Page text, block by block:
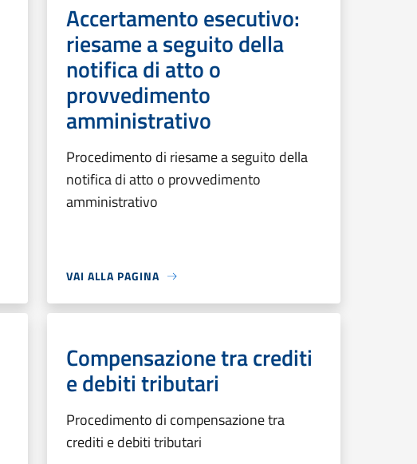
Accertamento esecutivo:
riesame a seguito della
notifica di atto o
provvedimento
amministrativo
Procedimento di riesame a seguito della
notifica di atto o provvedimento
amministrativo
VAI ALLA PAGINA
Compensazione tra crediti
e debiti tributari
Procedimento di compensazione tra
crediti e debiti tributari